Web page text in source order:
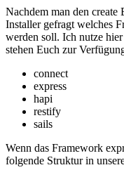
Nachdem man den
Installer gefragt welches
werden soll. Ich nutze
stehen Euch zur
connect
express
hapi
restify
sails
Wenn das Framework
folgende Struktur in